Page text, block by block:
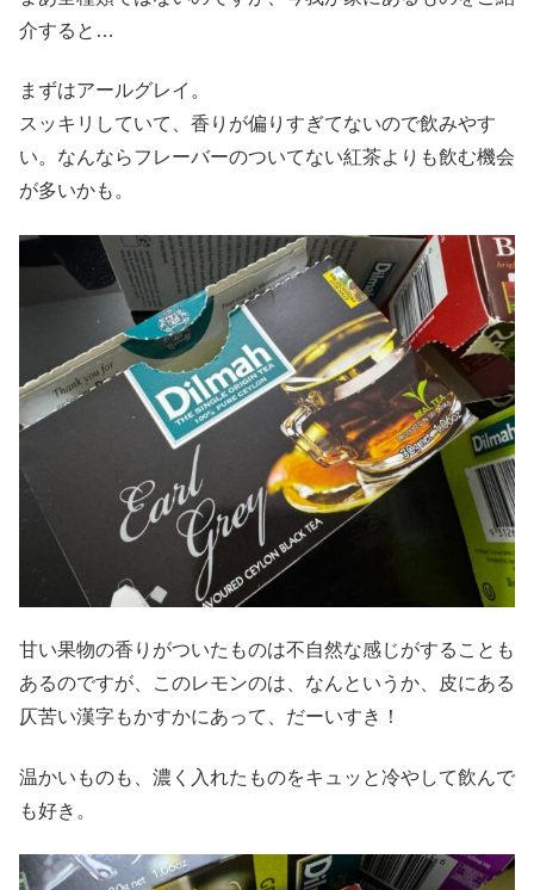
介すると…
まずはアールグレイ。
スッキリしていて、香りが偏りすぎてないので飲みやす
い。なんならフレーバーのついてない紅茶よりも飲む機会
が多いかも。
甘い果物の香りがついたものは不自然な感じがすることも
あるのですが、このレモンのは、なんというか、皮にある
仄苦い漢字もかすかにあって、だーいすき！
温かいものも、濃く入れたものをキュッと冷やして飲んで
も好き。